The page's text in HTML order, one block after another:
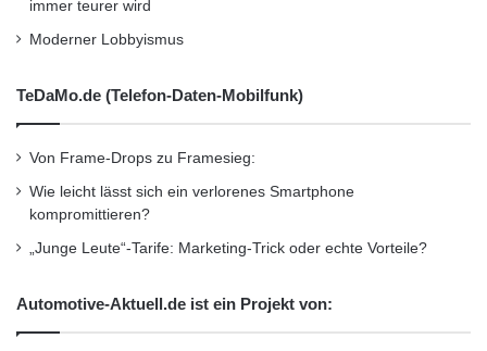
immer teurer wird
Moderner Lobbyismus
TeDaMo.de (Telefon-Daten-Mobilfunk)
Von Frame-Drops zu Framesieg:
Wie leicht lässt sich ein verlorenes Smartphone
kompromittieren?
„Junge Leute“-Tarife: Marketing-Trick oder echte Vorteile?
Automotive-Aktuell.de ist ein Projekt von: